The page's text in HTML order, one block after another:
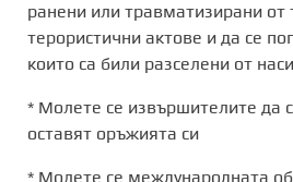
ранени или травматизирани от
терористични актове и да се
които са били разселени от
* Молете се извършителите да
оставят оръжията си
* Молете се международната